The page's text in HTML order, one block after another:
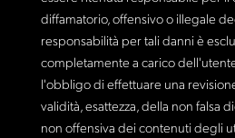
diffamatorio, offensivo o illegale
responsabilità per tali danni è
completamente a carico
l'obbligo di effettuare una
validità, esattezza, della non falsa
non offensiva dei contenuti degli